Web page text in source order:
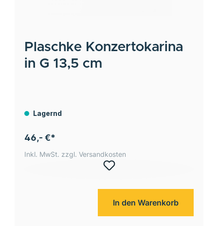
Plaschke Konzertokarina
in G 13,5 cm
Lagernd
46,- €*
Inkl. MwSt. zzgl. Versandkosten
In den Warenkorb